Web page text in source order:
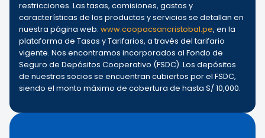
restricciones. Las tasas, comisiones, gastos y
características de los productos y servicios se detallan en
nuestra página web: www.coopacsancristobal.pe, en la
plataforma de Tasas y Tarifarios, a través del tarifario
vigente. Nos encontramos incorporados al Fondo de
Seguro de Depósitos Cooperativo (FSDC). Los depósitos
de nuestros socios se encuentran cubiertos por el FSDC,
siendo el monto máximo de cobertura de hasta S/ 10,000.